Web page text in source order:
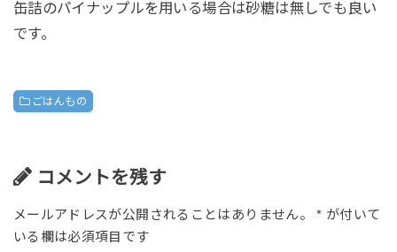
缶詰のパイナップルを用いる場合は砂糖は無しでも良い
です。
ごはんもの
コメントを残す
メールアドレスが公開されることはありません。 * が付いて
いる欄は必須項目です